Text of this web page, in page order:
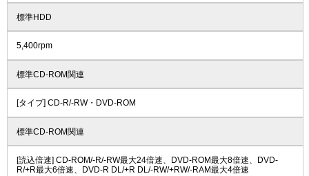
標準HDD
5,400rpm
標準CD-ROM関連
[タイプ] CD-R/-RW・DVD-ROM
標準CD-ROM関連
[読込倍速] CD-ROM/-R/-RW最大24倍速、DVD-ROM最大8倍速、DVD-
R/+R最大6倍速、DVD-R DL/+R DL/-RW/+RW/-RAM最大4倍速